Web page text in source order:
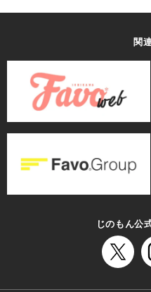
関
じのもん公